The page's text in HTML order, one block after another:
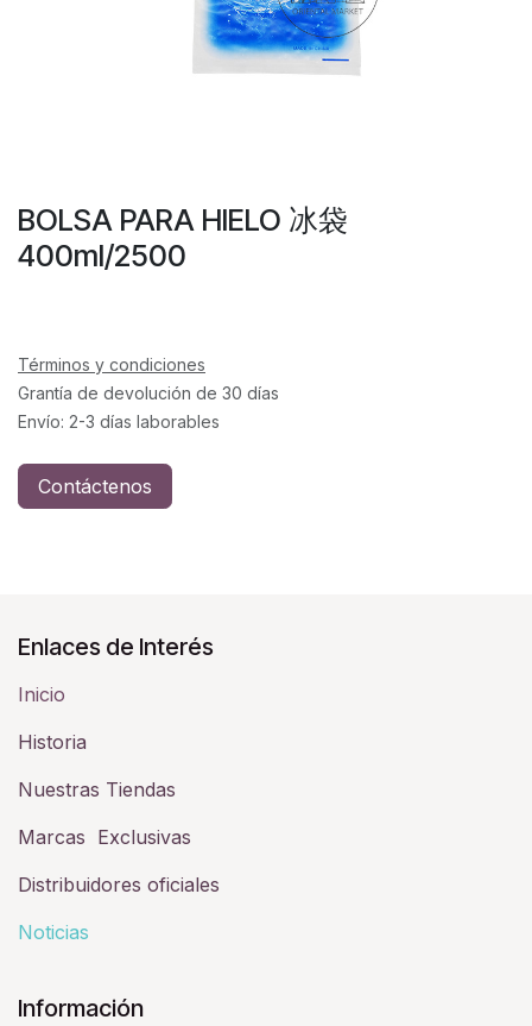
BOLSA PARA HIELO 冰袋
400ml/2500
Términos y condiciones
Grantía de devolución de 30 días
Envío: 2-3 días laborables
Contáctenos
Enlaces de Interés
Inicio
Historia​
Nuestras Tiendas
Marcas Exclusivas
Distribuidores oficiales
Noticias
Información